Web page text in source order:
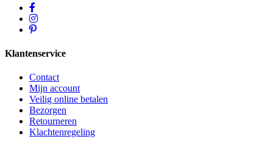
Klantenservice
Contact
Mijn account
Veilig online betalen
Bezorgen
Retourneren
Klachtenregeling